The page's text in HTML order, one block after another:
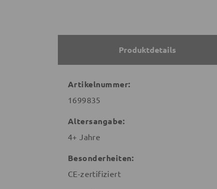
Produktdetails
Artikelnummer:
1699835
Altersangabe:
4+ Jahre
Besonderheiten:
CE-zertifiziert